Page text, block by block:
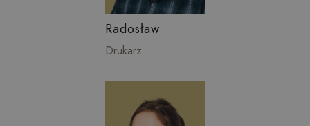
Radosław
Drukarz